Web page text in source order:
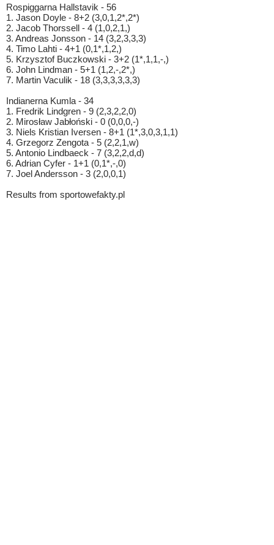
Rospiggarna Hallstavik - 56
1. Jason Doyle - 8+2 (3,0,1,2*,2*)
2. Jacob Thorssell - 4 (1,0,2,1,)
3. Andreas Jonsson - 14 (3,2,3,3,3)
4. Timo Lahti - 4+1 (0,1*,1,2,)
5. Krzysztof Buczkowski - 3+2 (1*,1,1,-,)
6. John Lindman - 5+1 (1,2,-,2*,)
7. Martin Vaculik - 18 (3,3,3,3,3,3)
Indianerna Kumla - 34
1. Fredrik Lindgren - 9 (2,3,2,2,0)
2. Mirosław Jabłoński - 0 (0,0,0,-)
3. Niels Kristian Iversen - 8+1 (1*,3,0,3,1,1)
4. Grzegorz Zengota - 5 (2,2,1,w)
5. Antonio Lindbaeck - 7 (3,2,2,d,d)
6. Adrian Cyfer - 1+1 (0,1*,-,0)
7. Joel Andersson - 3 (2,0,0,1)
Results from sportowefakty.pl